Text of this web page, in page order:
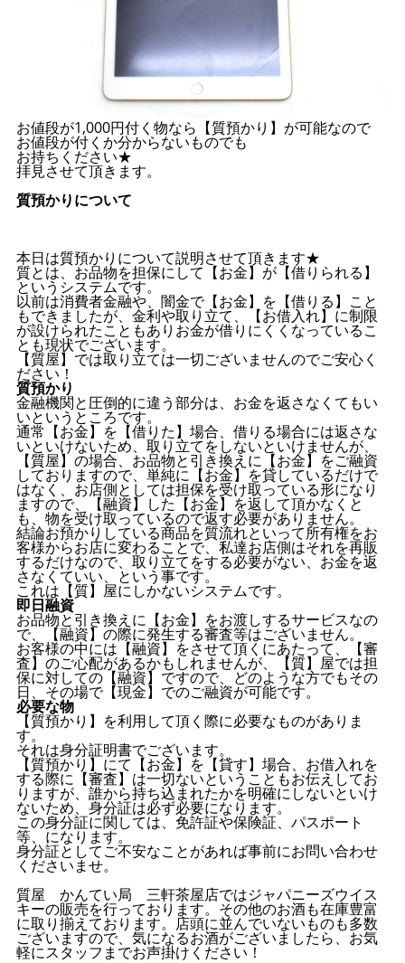
お値段が1,000円付く物なら【質預かり】が可能なので
お値段が付くか分からないものでも
お持ちください★
拝見させて頂きます。
質預かりについて
本日は質預かりについて説明させて頂きます★
質とは、お品物を担保にして【お金】が【借りられる】
というシステムです。
以前は消費者金融や、闇金で【お金】を【借りる】こと
もできましたが、金利や取り立て、【お借入れ】に制限
が設けられたこともありお金が借りにくくなっているこ
とも現状でございます。
【質屋】では取り立ては一切ございませんのでご安心く
ださい！
質預かり
金融機関と圧倒的に違う部分は、お金を返さなくてもい
いというところです。
通常【お金】を【借りた】場合、借りる場合には返さな
いといけないため、取り立てをしないといけませんが、
【質屋】の場合、お品物と引き換えに【お金】をご融資
しておりますので、単純に【お金】を貸しているだけで
はなく、お店側としては担保を受け取っている形になり
ますので、【融資】した【お金】を返して頂かなくと
も、物を受け取っているので返す必要がありません。
結論お預かりしている商品を質流れといって所有権をお
客様からお店に変わることで、私達お店側はそれを再販
するだけなので、取り立てをする必要がない、お金を返
さなくていい、という事です。
これは【質】屋にしかないシステムです。
即日融資
お品物と引き換えに【お金】をお渡しするサービスなの
で、【融資】の際に発生する審査等はございません。
お客様の中には【融資】をさせて頂くにあたって、【審
査】のご心配があるかもしれませんが、【質】屋では担
保に対しての【融資】ですので、どのような方でもその
日、その場で【現金】でのご融資が可能です。
必要な物
【質預かり】を利用して頂く際に必要なものがありま
す。
それは身分証明書でございます。
【質預かり】にて【お金】を【貸す】場合、お借入れを
する際に【審査】は一切ないということもお伝えしてお
りますが、誰から持ち込まれたかを明確にしないといけ
ないため、身分証は必ず必要になります。
この身分証に関しては、免許証や保険証、パスポート
等、になります。
身分証としてご不安なことがあれば事前にお問い合わせ
くださいませ。
質屋 かんてい局 三軒茶屋店ではジャパニーズウイス
キーの販売を行っております。その他のお酒も在庫豊富
に取り揃えております。店頭に並んでいないものも多数
ございますので、気になるお酒がございましたら、お気
軽にスタッフまでお声掛けください！